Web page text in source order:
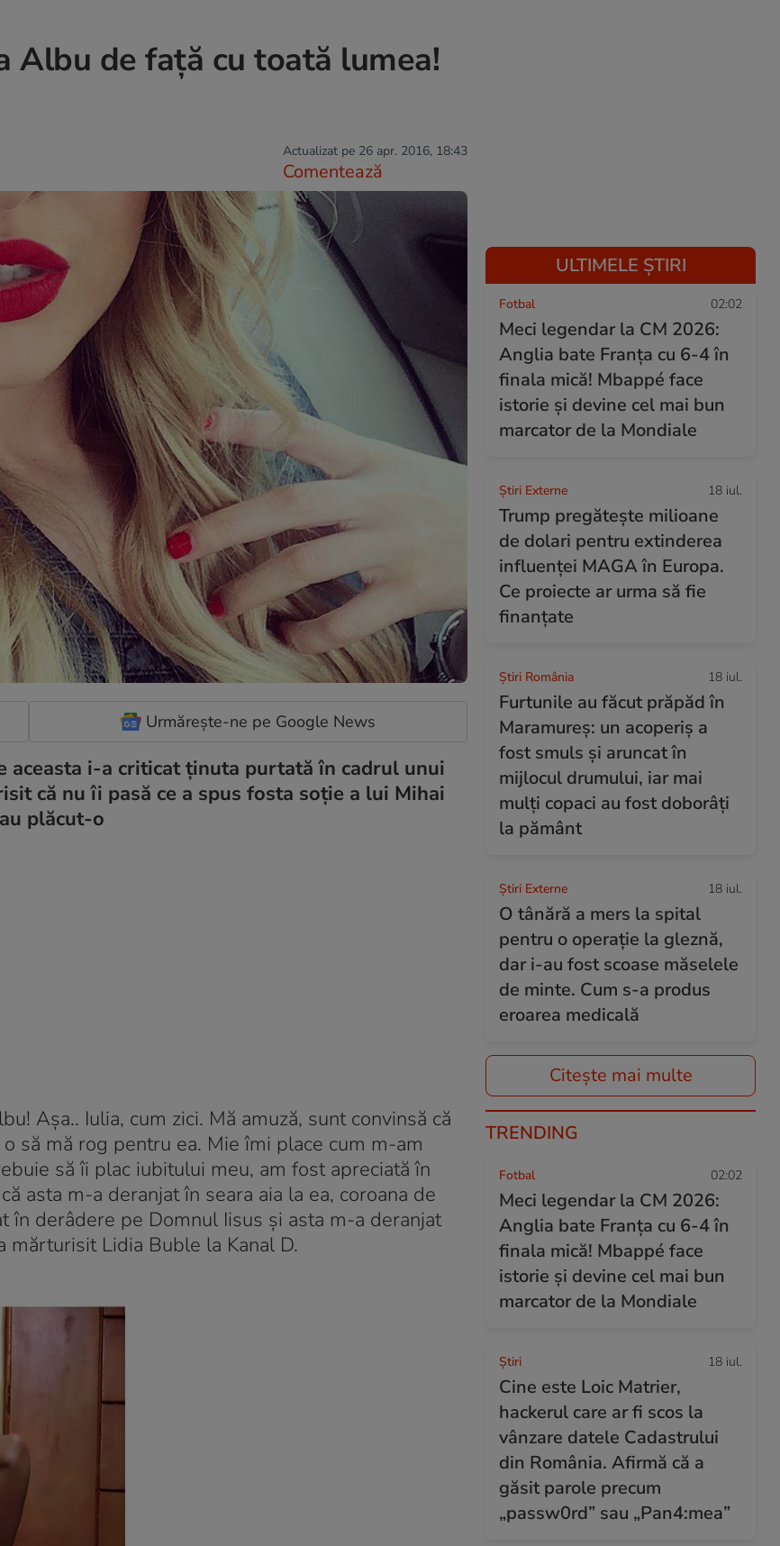
Albu de faţă cu toată lumea!
Actualizat pe 26 apr. 2016, 18:43
Comentează
Urmărește-ne pe Google News
aceasta i-a criticat ţinuta purtată în cadrul unui
că nu îi pasă ce a spus fosta soţie a lui Mihai
plăcut-o
Aşa.. Iulia, cum zici. Mă amuză, sunt convinsă că
să mă rog pentru ea. Mie îmi place cum m-am
să îi plac iubitului meu, am fost apreciată în
asta m-a deranjat în seara aia la ea, coroana de
în derâdere pe Domnul Iisus şi asta m-a deranjat
mărturisit Lidia Buble la Kanal D.
ULTIMELE ȘTIRI
Fotbal 02:02
Meci legendar la CM 2026:
Anglia bate Franța cu 6-4 în
finala mică! Mbappé face
istorie și devine cel mai bun
marcator de la Mondiale
Știri Externe 18 iul.
Trump pregătește milioane
de dolari pentru extinderea
influenței MAGA în Europa.
Ce proiecte ar urma să fie
finanțate
Știri România 18 iul.
Furtunile au făcut prăpăd în
Maramureș: un acoperiș a
fost smuls și aruncat în
mijlocul drumului, iar mai
mulți copaci au fost doborâți
la pământ
Știri Externe 18 iul.
O tânără a mers la spital
pentru o operație la gleznă,
dar i-au fost scoase măselele
de minte. Cum s-a produs
eroarea medicală
Citește mai multe
TRENDING
Fotbal 02:02
Meci legendar la CM 2026:
Anglia bate Franța cu 6-4 în
finala mică! Mbappé face
istorie și devine cel mai bun
marcator de la Mondiale
Ştiri 18 iul.
Cine este Loic Matrier,
hackerul care ar fi scos la
vânzare datele Cadastrului
din România. Afirmă că a
găsit parole precum
„passw0rd” sau „Pan4:mea”